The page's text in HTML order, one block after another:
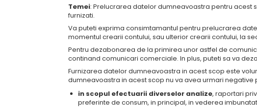
Temei: Prelucrarea datelor dumneavoastra pentru
furnizati.
Va puteti exprima consimtamantul pentru prelucrarea
momentul crearii contului, sau ulterior crearii contului, la
Pentru dezabonarea de la primirea unor astfel de
continand comunicari comerciale. In plus, puteti sa va
Furnizarea datelor dumneavoastra in acest scop este
dumneavoastra in acest scop nu va avea urmari negative
in scopul efectuarii diverselor analize, raportari
preferinte de consum, in principal, in vederea